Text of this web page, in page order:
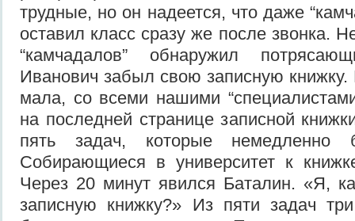
трудные, но он надеется, что даже
оставил класс сразу же после звонка.
“камчадалов” обнаружил
Иванович забыл свою записную
мала, со всеми нашими
на последней странице записной
пять задач, которые немедленно
Собирающиеся в университет к
Через 20 минут явился Баталин. «Я,
записную книжку?» Из пяти задач